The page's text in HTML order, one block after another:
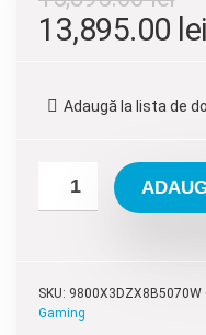
Prețul
a
fost:
13,895.00 lei
Adaugă la lista de
SKU: 9800X3DZX8B5070W
Gaming